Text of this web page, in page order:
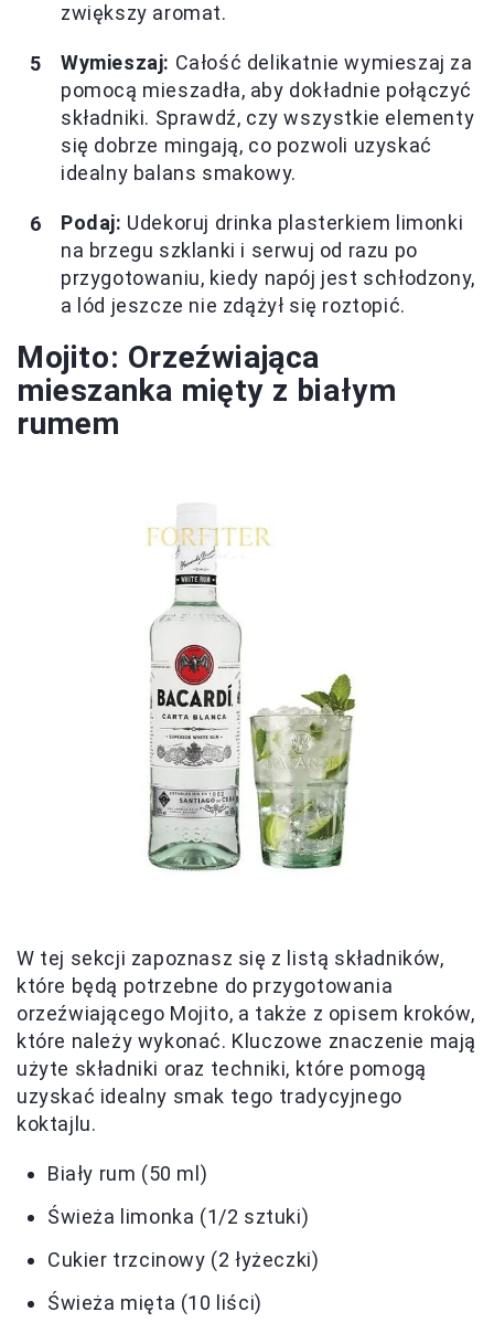
zwiększy aromat.
Wymieszaj: Całość delikatnie wymieszaj za
pomocą mieszadła, aby dokładnie połączyć
składniki. Sprawdź, czy wszystkie elementy
się dobrze mingają, co pozwoli uzyskać
idealny balans smakowy.
Podaj: Udekoruj drinka plasterkiem limonki
na brzegu szklanki i serwuj od razu po
przygotowaniu, kiedy napój jest schłodzony,
a lód jeszcze nie zdążył się roztopić.
Mojito: Orzeźwiająca
mieszanka mięty z białym
rumem
W tej sekcji zapoznasz się z listą składników,
które będą potrzebne do przygotowania
orzeźwiającego Mojito, a także z opisem kroków,
które należy wykonać. Kluczowe znaczenie mają
użyte składniki oraz techniki, które pomogą
uzyskać idealny smak tego tradycyjnego
koktajlu.
Biały rum (50 ml)
Świeża limonka (1/2 sztuki)
Cukier trzcinowy (2 łyżeczki)
Świeża mięta (10 liści)